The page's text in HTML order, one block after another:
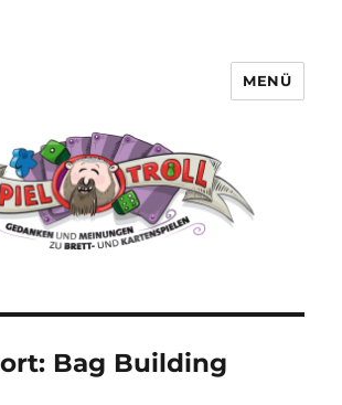
MENÜ
Bag Building